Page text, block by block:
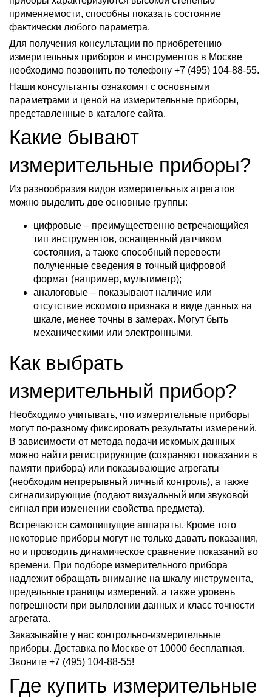
применяемости, способны показать состояние
фактически любого параметра.
Для получения консультации по приобретению
измерительных приборов и инструментов в Москве
необходимо позвонить по телефону +7 (495) 104-88-55.
Наши консультанты ознакомят с основными
параметрами и ценой на измерительные приборы,
представленные в каталоге сайта.
Какие бывают
измерительные приборы?
Из разнообразия видов измерительных агрегатов
можно выделить две основные группы:
цифровые – преимущественно встречающийся
тип инструментов, оснащенный датчиком
состояния, а также способный перевести
полученные сведения в точный цифровой
формат (например, мультиметр);
аналоговые – показывают наличие или
отсутствие искомого признака в виде данных на
шкале, менее точны в замерах. Могут быть
механическими или электронными.
Как выбрать
измерительный прибор?
Необходимо учитывать, что измерительные приборы
могут по-разному фиксировать результаты измерений.
В зависимости от метода подачи искомых данных
можно найти регистрирующие (сохраняют показания в
памяти прибора) или показывающие агрегаты
(необходим непрерывный личный контроль), а также
сигнализирующие (подают визуальный или звуковой
сигнал при изменении свойства предмета).
Встречаются самопишущие аппараты. Кроме того
некоторые приборы могут не только давать показания,
но и проводить динамическое сравнение показаний во
времени. При подборе измерительного прибора
надлежит обращать внимание на шкалу инструмента,
предельные границы измерений, а также уровень
погрешности при выявлении данных и класс точности
агрегата.
Заказывайте у нас контрольно-измерительные
приборы. Доставка по Москве от 10000 бесплатная.
Звоните +7 (495) 104-88-55!
Где купить измерительные